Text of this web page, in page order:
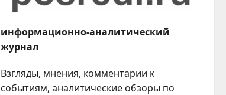
информационно-аналитический
журнал
Взгляды, мнения, комментарии к
событиям, аналитические обзоры по